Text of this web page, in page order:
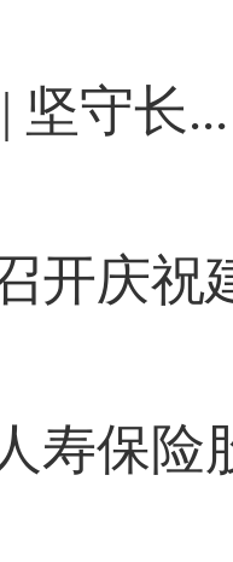
坚守长...
开庆祝
寿保险